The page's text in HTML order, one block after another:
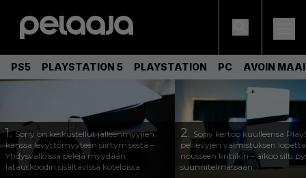
PS5 PLAYSTATION 5 PLAYSTATION PC AVOIN
1.Sony on keskustellut jälleenmyyjien
kanssa levyttömyyteen siirtymisestä –
Yhdysvalloissa pelejä myydään
latauskoodin sisältävissä koteloissa
2. Sony kertoo kuulleensa
pelilevyjen valmistuksen
nousseen kritiikin – aikoo silti
suunnitelmassaan